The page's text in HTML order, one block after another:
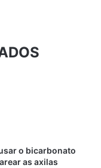
o bicarbonato
as axilas